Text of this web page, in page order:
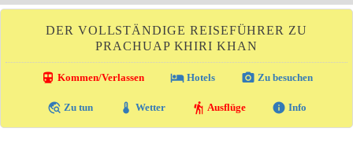
DER VOLLSTÄNDIGE REISEFÜHRER ZU
PRACHUAP KHIRI KHAN
directions_transit Kommen/Verlassen local_hotelHotels photo_camera Zu besuchen
travel_explore Zu tun thermostat Wetter hiking Ausflüge info Info